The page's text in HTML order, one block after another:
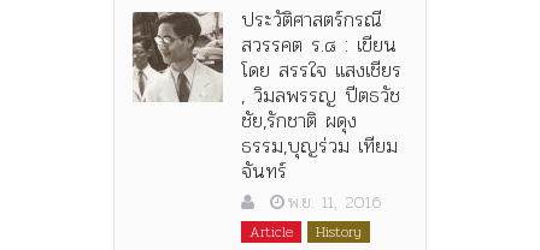
ประวัติศาสตร์กรณี
สวรรคต ร.๘ : เขียน
โดย สรรใจ แสงเชียร
, วิมลพรรญ ปีตธวัช
ชัย,รักชาติ ผดุง
ธรรม,บุญร่วม เทียม
จันทร์
พ.ย. 11, 2016
Article History